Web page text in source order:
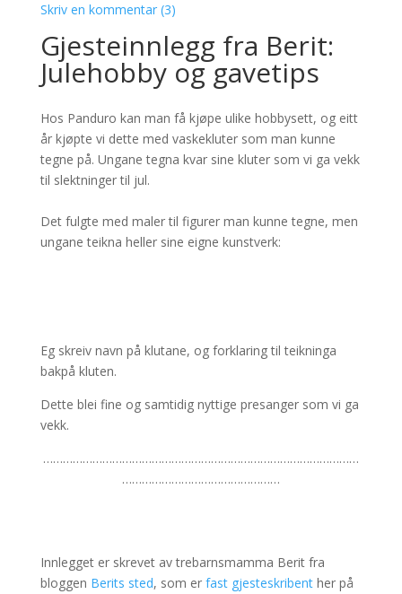
Skriv en kommentar (3)
Gjesteinnlegg fra Berit:
Julehobby og gavetips
Hos Panduro kan man få kjøpe ulike hobbysett, og eitt
år kjøpte vi dette med vaskekluter som man kunne
tegne på. Ungane tegna kvar sine kluter som vi ga vekk
til slektninger til jul.
Det fulgte med maler til figurer man kunne tegne, men
ungane teikna heller sine eigne kunstverk:
Eg skreiv navn på klutane, og forklaring til teikninga
bakpå kluten.
Dette blei fine og samtidig nyttige presanger som vi ga
vekk.
……………………………………………………………………………………
…………………………………………
Innlegget er skrevet av trebarnsmamma Berit fra
bloggen Berits sted, som er fast gjesteskribent her på